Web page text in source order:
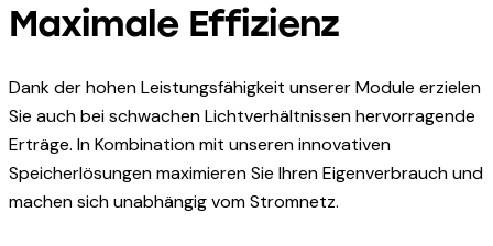
Maximale Effizienz
Dank der hohen Leistungsfähigkeit unserer Module erzielen
Sie auch bei schwachen Lichtverhältnissen hervorragende
Erträge. In Kombination mit unseren innovativen
Speicherlösungen maximieren Sie Ihren Eigenverbrauch und
machen sich unabhängig vom Stromnetz.